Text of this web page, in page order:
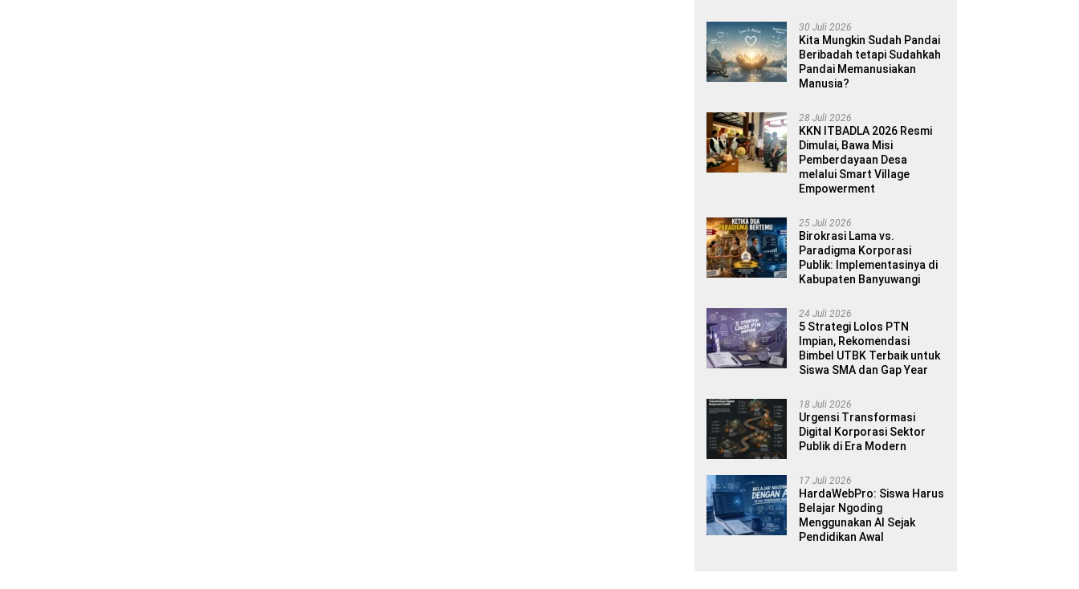
30 Juli 2026
Kita Mungkin Sudah Pandai
Beribadah tetapi Sudahkah
Pandai Memanusiakan
Manusia?
28 Juli 2026
KKN ITBADLA 2026 Resmi
Dimulai, Bawa Misi
Pemberdayaan Desa
melalui Smart Village
Empowerment
25 Juli 2026
Birokrasi Lama vs.
Paradigma Korporasi
Publik: Implementasinya di
Kabupaten Banyuwangi
24 Juli 2026
5 Strategi Lolos PTN
Impian, Rekomendasi
Bimbel UTBK Terbaik untuk
Siswa SMA dan Gap Year
18 Juli 2026
Urgensi Transformasi
Digital Korporasi Sektor
Publik di Era Modern
17 Juli 2026
HardaWebPro: Siswa Harus
Belajar Ngoding
Menggunakan AI Sejak
Pendidikan Awal